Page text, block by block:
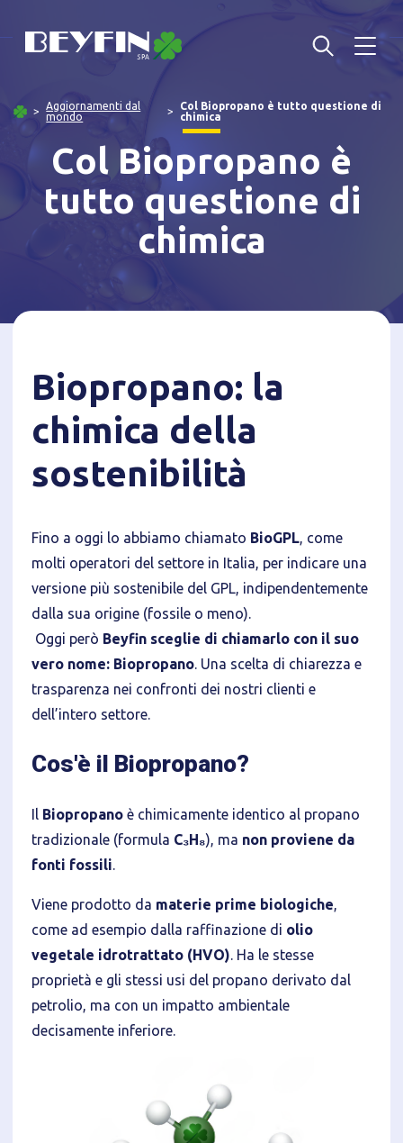
Aggiornamenti dal
mondo
Col Biopropano è tutto questione di
chimica
Col Biopropano è
tutto questione di
chimica
Biopropano: la
chimica della
sostenibilità
Fino a oggi lo abbiamo chiamato BioGPL, come
molti operatori del settore in Italia, per indicare una
versione più sostenibile del GPL, indipendentemente
dalla sua origine (fossile o meno).
Oggi però Beyfin sceglie di chiamarlo con il suo
vero nome: Biopropano. Una scelta di chiarezza e
trasparenza nei confronti dei nostri clienti e
dell’intero settore.
Cos'è il Biopropano?
Il Biopropano è chimicamente identico al propano
tradizionale (formula C₃H₈), ma non proviene da
fonti fossili.
Viene prodotto da materie prime biologiche,
come ad esempio dalla raffinazione di olio
vegetale idrotrattato (HVO). Ha le stesse
proprietà e gli stessi usi del propano derivato dal
petrolio, ma con un impatto ambientale
decisamente inferiore.
Privacy Policy
Tecnici
Accetto l'utilizzo di cookie tecnici (obbligatori per
proseguire la navigazione del sito)